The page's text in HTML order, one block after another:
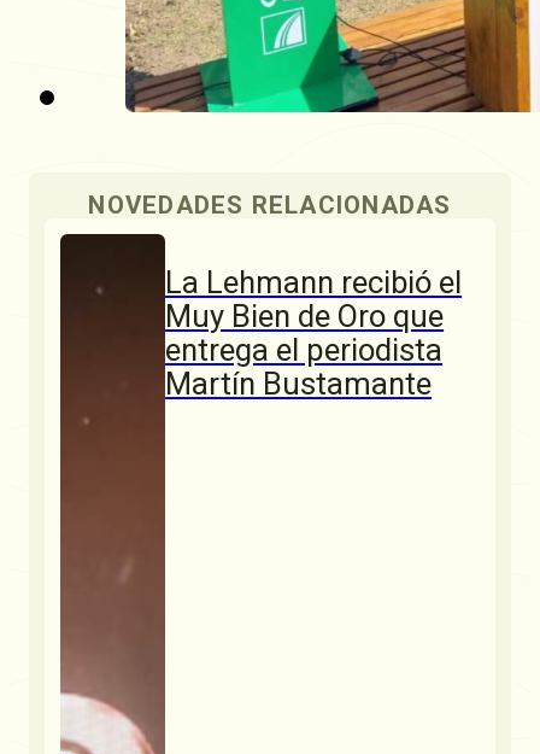
NOVEDADES RELACIONADAS
La Lehmann recibió el
Muy Bien de Oro que
entrega el periodista
Martín Bustamante